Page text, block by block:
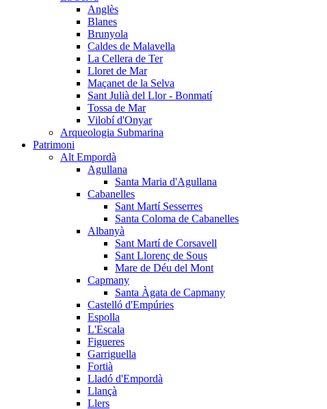
Anglès
Blanes
Brunyola
Caldes de Malavella
La Cellera de Ter
Lloret de Mar
Maçanet de la Selva
Sant Julià del Llor - Bonmatí
Tossa de Mar
Vilobí d'Onyar
Arqueologia Submarina
Patrimoni
Alt Empordà
Agullana
Santa Maria d'Agullana
Cabanelles
Sant Martí Sesserres
Santa Coloma de Cabanelles
Albanyà
Sant Martí de Corsavell
Sant Llorenç de Sous
Mare de Déu del Mont
Capmany
Santa Àgata de Capmany
Castelló d'Empúries
Espolla
L'Escala
Figueres
Garriguella
Fortià
Lladó d'Empordà
Llançà
Llers